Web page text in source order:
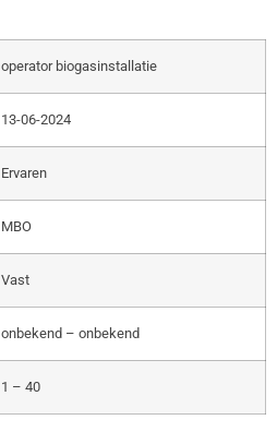
operator biogasinstallatie
13-06-2024
Ervaren
MBO
Vast
onbekend – onbekend
1 – 40